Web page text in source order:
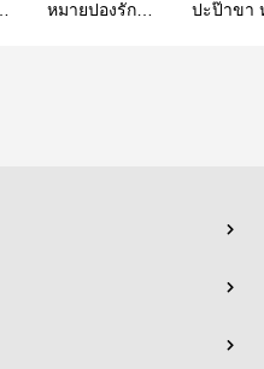
หมายปองรัก
ปะป๊าขา